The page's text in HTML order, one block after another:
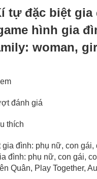
tự đặc biệt
hình gia
woman,
đánh giá
thích
gia đình: phụ nữ, con
đình: phụ nữ, con gái,
Quân, Play Together,